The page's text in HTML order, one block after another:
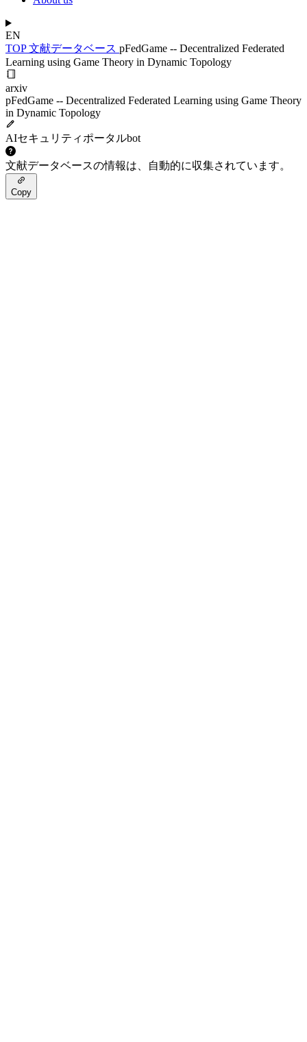
EN
TOP文献データベース pFedGame -- Decentralized Federated
Learning using Game Theory in Dynamic Topology
arxiv
pFedGame -- Decentralized Federated Learning using Game Theory
in Dynamic Topology
AIセキュリティポータルbot
文献データベースの情報は、自動的に収集されています。
Copy